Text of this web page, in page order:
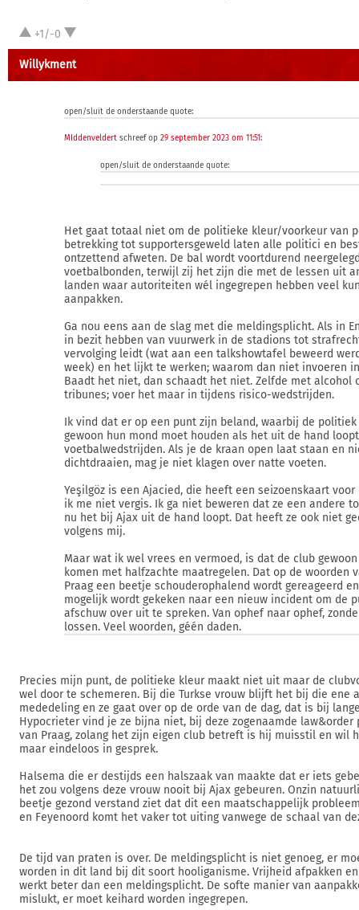
+1/-0
Willykment
open/sluit de onderstaande quote:
MIddenveldert schreef op 29 september 2023 om 11:51:
open/sluit de onderstaande quote:
Het gaat totaal niet om de politieke kleur/voorkeur van
betrekking tot supportersgeweld laten alle politici en
ontzettend afweten. De bal wordt voortdurend
voetbalbonden, terwijl zij het zijn die met de lessen uit
landen waar autoriteiten wél ingegrepen hebben veel
aanpakken.
Ga nou eens aan de slag met die meldingsplicht. Als in
in bezit hebben van vuurwerk in de stadions tot
vervolging leidt (wat aan een talkshowtafel beweerd
week) en het lijkt te werken; waarom dan niet invoeren
Baadt het niet, dan schaadt het niet. Zelfde met alcohol
tribunes; voer het maar in tijdens risico-wedstrijden.
Ik vind dat er op een punt zijn beland, waarbij de
gewoon hun mond moet houden als het uit de hand
voetbalwedstrijden. Als je de kraan open laat staan en
dichtdraaien, mag je niet klagen over natte voeten.
Yeşilgöz is een Ajacied, die heeft een seizoenskaart voor
ik me niet vergis. Ik ga niet beweren dat ze een andere
nu het bij Ajax uit de hand loopt. Dat heeft ze ook niet
volgens mij.
Maar wat ik wel vrees en vermoed, is dat de club
komen met halfzachte maatregelen. Dat op de woorden
Praag een beetje schouderophalend wordt gereageerd
mogelijk wordt gekeken naar een nieuw incident om de
afschuw over uit te spreken. Van ophef naar ophef,
lossen. Veel woorden, géén daden.
Precies mijn punt, de politieke kleur maakt niet uit maar de
wel door te schemeren. Bij die Turkse vrouw blijft het bij die ene
mededeling en ze gaat over op de orde van de dag, dat is bij
Hypocrieter vind je ze bijna niet, bij deze zogenaamde law&order
van Praag, zolang het zijn eigen club betreft is hij muisstil en wil
maar eindeloos in gesprek.
Halsema die er destijds een halszaak van maakte dat er iets
het zou volgens deze vrouw nooit bij Ajax gebeuren. Onzin
beetje gezond verstand ziet dat dit een maatschappelijk
en Feyenoord komt het vaker tot uiting vanwege de schaal van
De tijd van praten is over. De meldingsplicht is niet genoeg, er
worden in dit land bij dit soort hooliganisme. Vrijheid afpakken
werkt beter dan een meldingsplicht. De softe manier van
mislukt, er moet keihard worden ingegrepen.